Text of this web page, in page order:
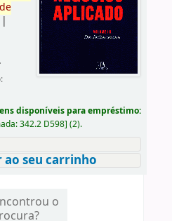
de
|
.
disponíveis para empréstimo:
342.2 D598] (2).
seu carrinho
o